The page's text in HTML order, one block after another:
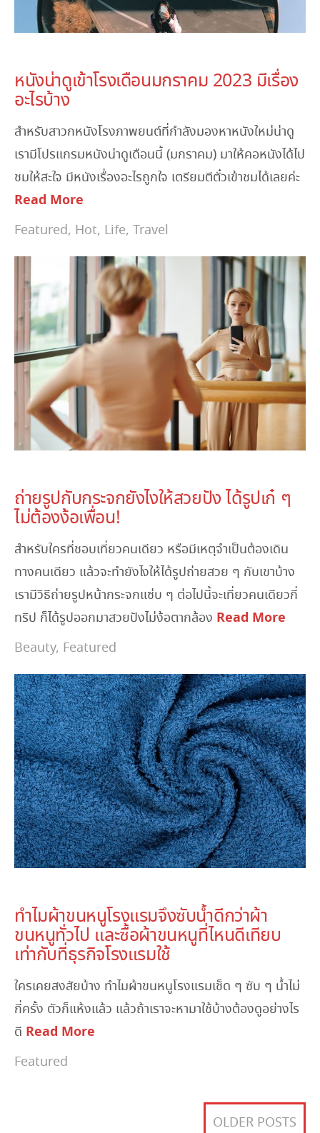
หนังน่าดูเข้าโรงเดือนมกราคม 2023 มีเรื่อง
อะไรบ้าง
สำหรับสาวกหนังโรงภาพยนต์ที่กำลังมองหาหนังใหม่น่าดู
เรามีโปรแกรมหนังน่าดูเดือนนี้ (มกราคม) มาให้คอหนังได้ไป
ชมให้สะใจ มีหนังเรื่องอะไรถูกใจ เตรียมตีตั๋วเข้าชมได้เลยค่ะ
Read More
Featured, Hot, Life, Travel
ถ่ายรูปกับกระจกยังไงให้สวยปัง ได้รูปเก๋ ๆ
ไม่ต้องง้อเพื่อน!
สำหรับใครที่ชอบเที่ยวคนเดียว หรือมีเหตุจำเป็นต้องเดิน
ทางคนเดียว แล้วจะทำยังไงให้ได้รูปถ่ายสวย ๆ กับเขาบ้าง
เรามีวิธีถ่ายรูปหน้ากระจกแซ่บ ๆ ต่อไปนี้จะเที่ยวคนเดียวกี่
ทริป ก็ได้รูปออกมาสวยปังไม่ง้อตากล้อง Read More
Beauty, Featured
ทำไมผ้าขนหนูโรงแรมจึงซับน้ำดีกว่าผ้า
ขนหนูทั่วไป และซื้อผ้าขนหนูที่ไหนดีเทียบ
เท่ากับที่ธุรกิจโรงแรมใช้
ใครเคยสงสัยบ้าง ทำไมผ้าขนหนูโรงแรมเช็ด ๆ ซับ ๆ น้ำไม่
กี่ครั้ง ตัวก็แห้งแล้ว แล้วถ้าเราจะหามาใช้บ้างต้องดูอย่างไร
ดี Read More
Featured
OLDER POSTS